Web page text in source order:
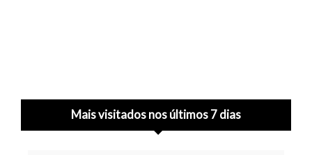
Mais visitados nos últimos 7 dias